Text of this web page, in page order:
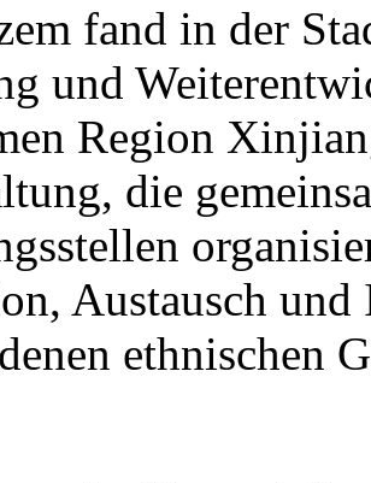
fand in der
und
Region
die
Austausch
ethnischen